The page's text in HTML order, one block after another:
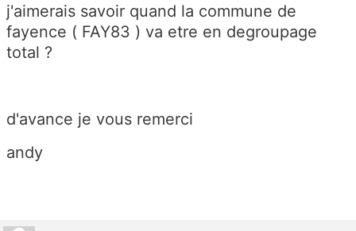
j'aimerais savoir quand la commune de
fayence ( FAY83 ) va etre en degroupage
total ?
d'avance je vous remerci
andy